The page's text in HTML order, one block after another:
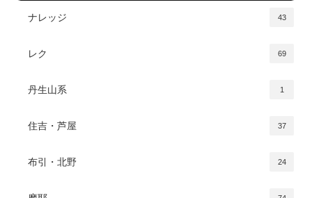
ナレッジ 43
レク 69
丹生山系 1
住吉・芦屋 37
布引・北野 24